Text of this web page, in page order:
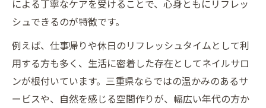
による丁寧なケアを受けることで、心身ともにリフレッ
シュできるのが特徴です。
例えば、仕事帰りや休日のリフレッシュタイムとして利
用する方も多く、生活に密着した存在としてネイルサロ
ンが根付いています。三重県ならではの温かみのあるサ
ービスや、自然を感じる空間作りが、幅広い年代の方か